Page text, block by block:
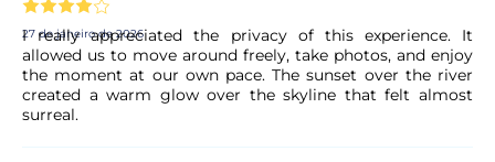
Existe algum dress code para a atividade?
Aconselhamos sempre os clientes a trazerem roupa
quente e confortável, sapatos com sola de borracha,
chapéu e casaco.
27 de janeiro de 2026
I really appreciated the privacy of this experience. It
allowed us to move around freely, take photos, and enjoy
the moment at our own pace. The sunset over the river
created a warm glow over the skyline that felt almost
surreal.